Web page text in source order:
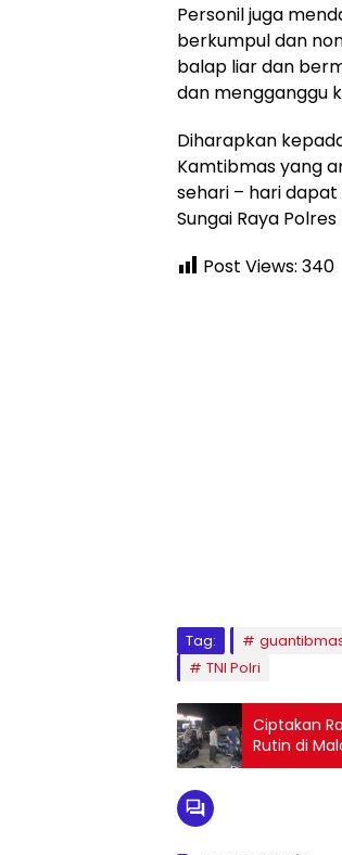
Personil juga
berkumpul dan
balap liar dan
dan mengganggu
Diharapkan
Kamtibmas yang
sehari – hari
Sungai Raya
Post Views: 340
Tag:
TNI Polri
Ciptakan
Rutin di